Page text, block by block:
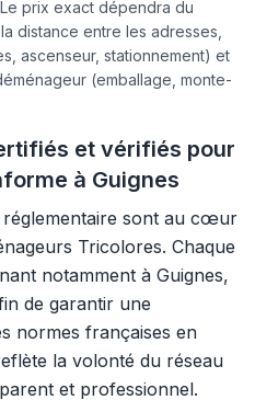
prix exact dépendra du
distance entre les adresses,
ascenseur, stationnement) et
(emballage, monte-
et vérifiés pour
à Guignes
sont au cœur
Tricolores. Chaque
notamment à Guignes,
de garantir une
normes françaises en
la volonté du réseau
et professionnel.